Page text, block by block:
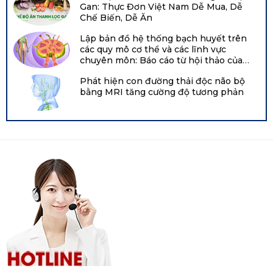
Gan: Thực Đơn Việt Nam Dễ Mua, Dễ
Chế Biến, Dễ Ăn
Lập bản đồ hệ thống bạch huyết trên
các quy mô cơ thể và các lĩnh vực
chuyên môn: Báo cáo từ hội thảo của
2021 tại Hội nghị chuyên đề về bạch
huyết Boston
Phát hiện con đường thải độc não bộ
bằng MRI tăng cường độ tương phản